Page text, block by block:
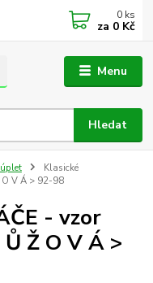
Menu
Hledat
0 ks
za 0 Kč
úplet
Klasické
O V Á > 92-98
- vzor
Ž O V Á >